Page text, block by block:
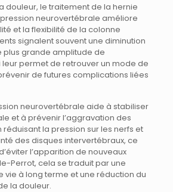
douleur, le traitement de la hernie
neurovertébrale améliore
et la flexibilité de la colonne
signalent souvent une diminution
plus grande amplitude de
permet de retrouver un mode de
de futures complications liées
neurovertébrale aide à stabiliser
et à prévenir l’aggravation des
réduisant la pression sur les nerfs et
des disques intervertébraux, ce
l’apparition de nouveaux
Perrot, cela se traduit par une
vie à long terme et une réduction du
la douleur.